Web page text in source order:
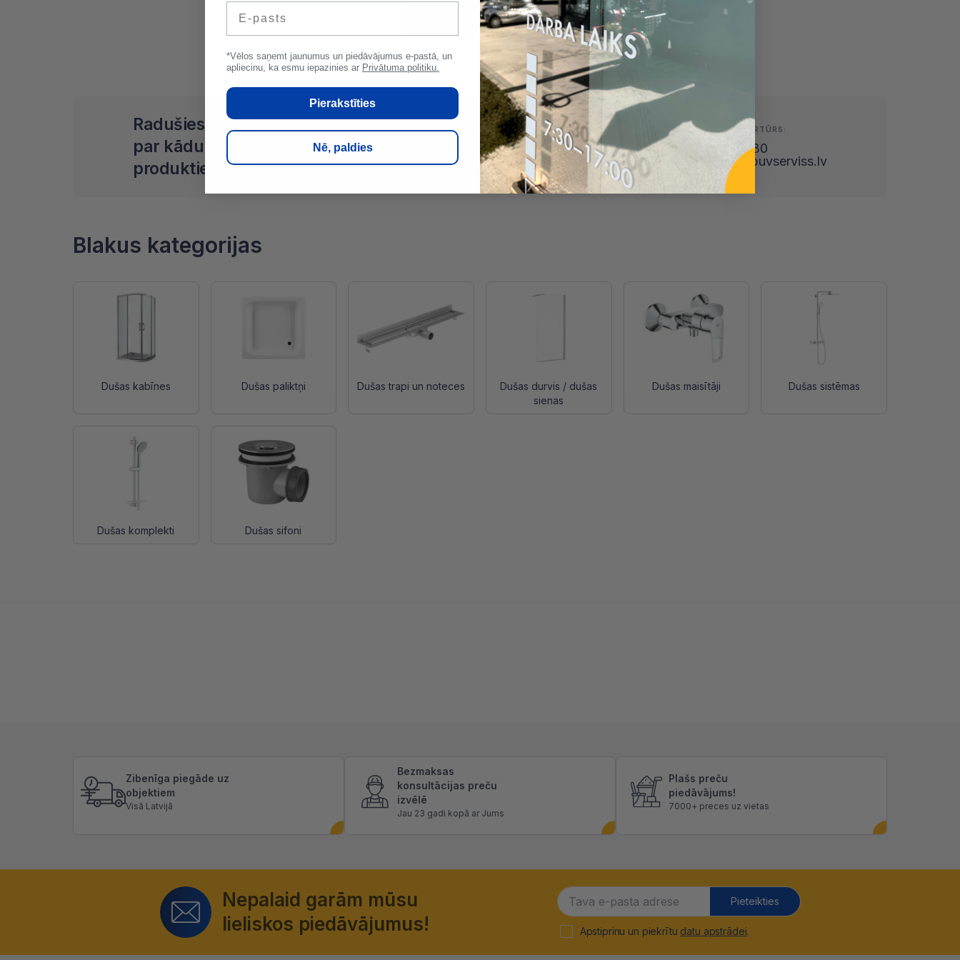
Rādīt vairāk
Radušies jautājumi
par kādu no
produktiem?
SAZINIES AR ARTŪRS:
25806530
arturs@buvserviss.lv
Blakus kategorijas
Dušas kabīnes Dušas paliktņi Dušas trapi un noteces
Dušas durvis / dušas
sienas
Dušas maisītāji Dušas sistēmas
Dušas komplekti Dušas sifoni
Zibenīga piegāde uz
objektiem
Visā Latvijā
Bezmaksas
konsultācijas preču
izvēlē
Jau 23 gadi kopā ar Jums
Plašs preču
piedāvājums!
7000+ preces uz vietas
Nepalaid garām mūsu
lieliskos piedāvājumus!
Pieteikties
Apstiprinu un piekrītu datu apstrādei.
*Vēlos saņemt jaunumus un piedāvājumus e-pastā, un
apliecinu, ka esmu iepazinies ar Privātuma politiku.
Pierakstīties
Nē, paldies